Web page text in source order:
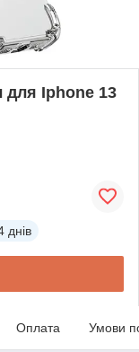
для Iphone 13
днів
Оплата Умови